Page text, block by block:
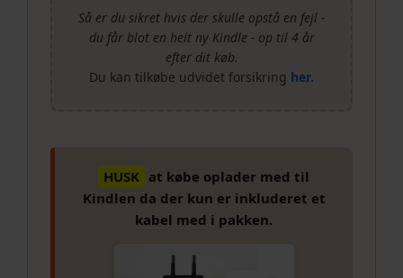
Så er du sikret hvis der skulle opstå en fejl -
du får blot en helt ny Kindle - op til 4 år
efter dit køb.
Du kan tilkøbe udvidet forsikring her.
HUSK at købe oplader med til
Kindlen da der kun er inkluderet et
kabel med i pakken.